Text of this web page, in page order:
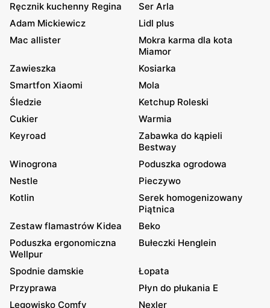
Ręcznik kuchenny Regina
Ser Arla
Adam Mickiewicz
Lidl plus
Mac allister
Mokra karma dla kota
Miamor
Zawieszka
Kosiarka
Smartfon Xiaomi
Mola
Śledzie
Ketchup Roleski
Cukier
Warmia
Keyroad
Zabawka do kąpieli
Bestway
Winogrona
Poduszka ogrodowa
Nestle
Pieczywo
Kotlin
Serek homogenizowany
Piątnica
Zestaw flamastrów Kidea
Beko
Poduszka ergonomiczna
Wellpur
Bułeczki Henglein
Spodnie damskie
Łopata
Przyprawa
Płyn do płukania E
Legowisko Comfy
Nexler